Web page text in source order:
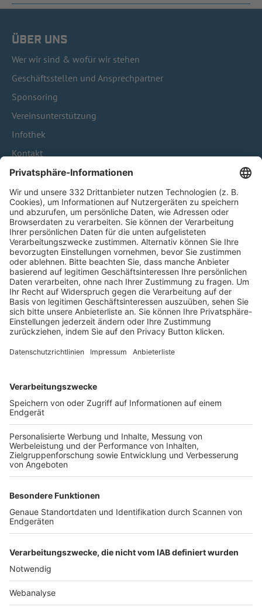
ÜBER UNS
Wer wir sind & wofür wir stehen
Geschäftsstellen und Ansprechpartner
Sponsoring
Vereinsunterstützung
Infothek
Kontakt
HÄUFIG BESUCHTE SEITEN
Pässe und Vereinswechsel
Trainerausbildung
Schulungsangebot Vereinsmitarbeiter
BFV-Geschäftsstellen
Trainerbörse
Login SpielPlus
FOLGE DEM BFV
TOP-VEREINE
TOP-PARTNER